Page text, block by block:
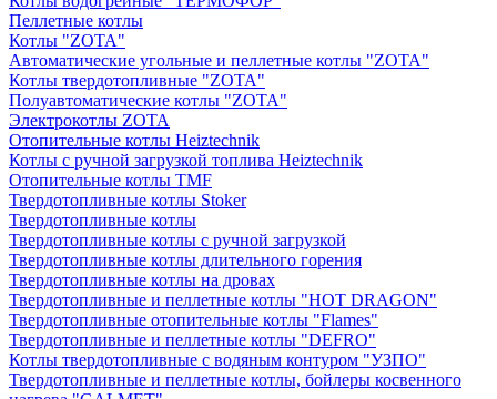
Пеллетные котлы
Котлы "ZOTA"
Автоматические угольные и пеллетные котлы "ZOTA"
Котлы твердотопливные "ZOTA"
Полуавтоматические котлы "ZOTA"
Электрокотлы ZOTA
Отопительные котлы Heiztechnik
Котлы с ручной загрузкой топлива Heiztechnik
Отопительные котлы TMF
Твердотопливные котлы Stoker
Твердотопливные котлы
Твердотопливные котлы с ручной загрузкой
Твердотопливные котлы длительного горения
Твердотопливные котлы на дровах
Твердотопливные и пеллетные котлы "HOT DRAGON"
Твердотопливные отопительные котлы "Flames"
Твердотопливные и пеллетные котлы "DEFRO"
Котлы твердотопливные с водяным контуром "УЗПО"
Твердотопливные и пеллетные котлы, бойлеры косвенного